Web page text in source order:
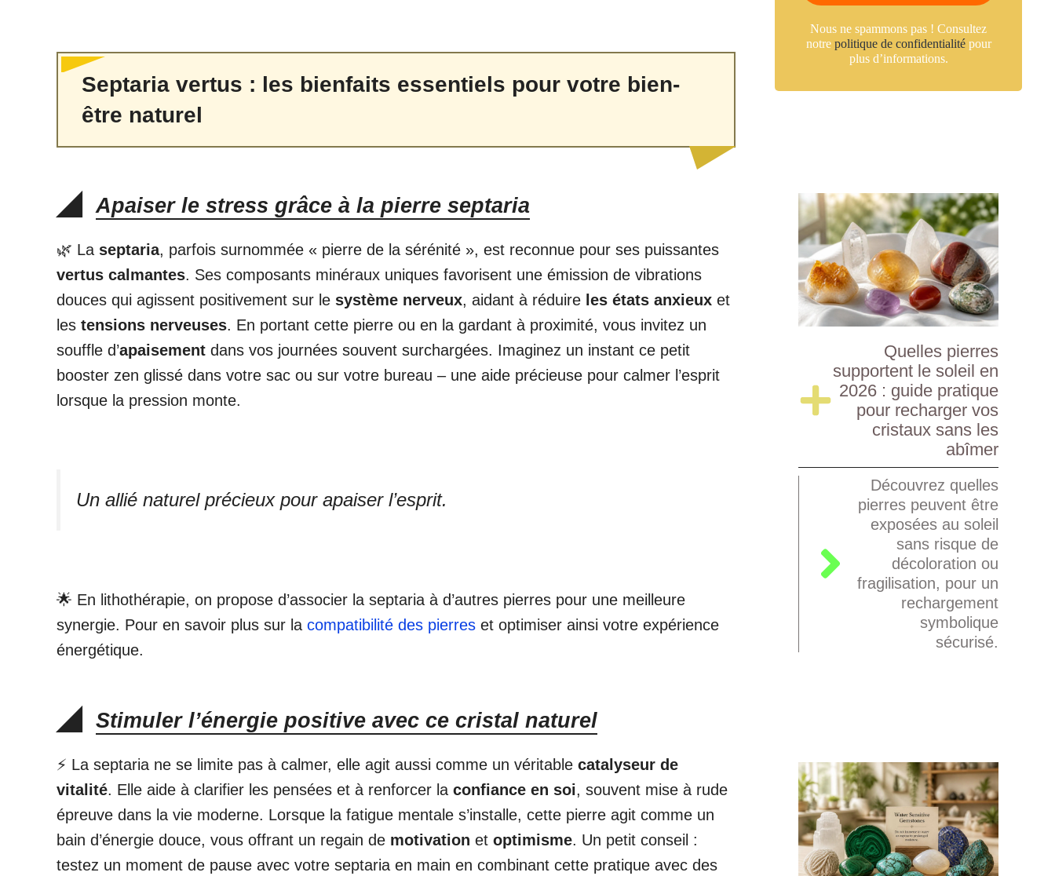
Septaria vertus : les bienfaits essentiels pour votre bien-
être naturel
Apaiser le stress grâce à la pierre septaria
🌿 La septaria, parfois surnommée « pierre de la sérénité », est reconnue pour ses puissantes
vertus calmantes. Ses composants minéraux uniques favorisent une émission de vibrations
douces qui agissent positivement sur le système nerveux, aidant à réduire les états anxieux et
les tensions nerveuses. En portant cette pierre ou en la gardant à proximité, vous invitez un
souffle d’apaisement dans vos journées souvent surchargées. Imaginez un instant ce petit
booster zen glissé dans votre sac ou sur votre bureau – une aide précieuse pour calmer l’esprit
lorsque la pression monte.
Un allié naturel précieux pour apaiser l’esprit.
🌟 En lithothérapie, on propose d’associer la septaria à d’autres pierres pour une meilleure
synergie. Pour en savoir plus sur la compatibilité des pierres et optimiser ainsi votre expérience
énergétique.
Stimuler l’énergie positive avec ce cristal naturel
⚡ La septaria ne se limite pas à calmer, elle agit aussi comme un véritable catalyseur de
vitalité. Elle aide à clarifier les pensées et à renforcer la confiance en soi, souvent mise à rude
épreuve dans la vie moderne. Lorsque la fatigue mentale s’installe, cette pierre agit comme un
bain d’énergie douce, vous offrant un regain de motivation et optimisme. Un petit conseil :
testez un moment de pause avec votre septaria en main en combinant cette pratique avec des
Nous ne spammons pas ! Consultez
notre politique de confidentialitépour
plus d’informations.
Quelles pierres
supportent le soleil en
2026 : guide pratique
pour recharger vos
cristaux sans les
abîmer
Découvrez quelles
pierres peuvent être
exposées au soleil
sans risque de
décoloration ou
fragilisation, pour un
rechargement
symbolique
sécurisé.